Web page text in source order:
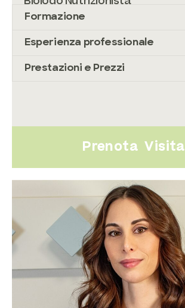
Formazione
Esperienza professionale
Prestazioni e Prezzi
Prenota Visita